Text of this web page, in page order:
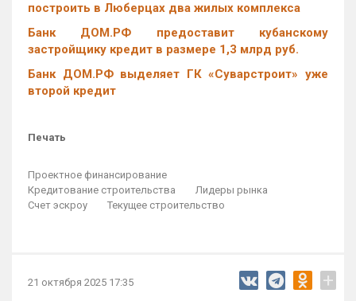
построить в Люберцах два жилых комплекса
Банк ДОМ.РФ предоставит кубанскому
застройщику кредит в размере 1,3 млрд руб.
Банк ДОМ.РФ выделяет ГК «Суварстроит» уже
второй кредит
Печать
Проектное финансирование
Кредитование строительства
Лидеры рынка
Счет эскроу
Текущее строительство
21 октября 2025 17:35 +